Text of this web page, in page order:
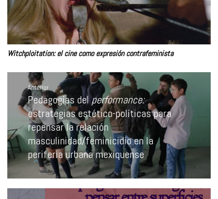
Witchploitation: el cine como expresión contrafeminista
Navegación
entradas
Anterior
Entrada
anterior:
Pedagogías delperformance:
estrategias estético-políticas para
repensar la relación
masculinidad/feminicidio en la
periferia urbana mexiquense